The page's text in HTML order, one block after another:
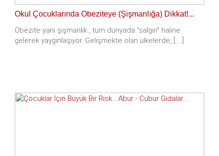
Okul Çocuklarında Obeziteye (Şişmanlığa) Dikkat!...
Obezite yani şişmanlık , tüm dünyada “salgın” haline
gelerek yaygınlaşıyor. Gelişmekte olan ülkelerde, [.....]